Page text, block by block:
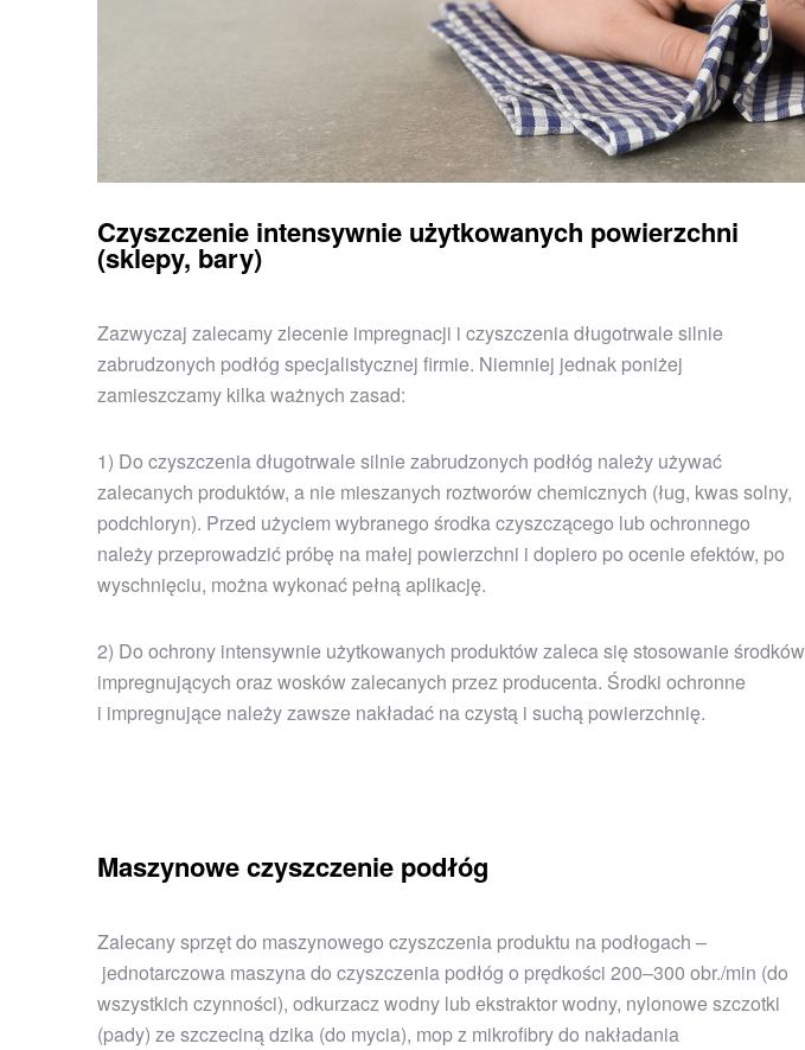
Czyszczenie intensywnie użytkowanych powierzchni
(sklepy, bary)
Zazwyczaj zalecamy zlecenie impregnacji i czyszczenia długotrwale silnie
zabrudzonych podłóg specjalistycznej firmie. Niemniej jednak poniżej
zamieszczamy kilka ważnych zasad:
1) Do czyszczenia długotrwale silnie zabrudzonych podłóg należy używać
zalecanych produktów, a nie mieszanych roztworów chemicznych (ług, kwas solny,
podchloryn). Przed użyciem wybranego środka czyszczącego lub ochronnego
należy przeprowadzić próbę na małej powierzchni i dopiero po ocenie efektów, po
wyschnięciu, można wykonać pełną aplikację.
2) Do ochrony intensywnie użytkowanych produktów zaleca się stosowanie środków
impregnujących oraz wosków zalecanych przez producenta. Środki ochronne
i impregnujące należy zawsze nakładać na czystą i suchą powierzchnię.
Maszynowe czyszczenie podłóg
Zalecany sprzęt do maszynowego czyszczenia produktu na podłogach –
jednotarczowa maszyna do czyszczenia podłóg o prędkości 200–300 obr./min (do
wszystkich czynności), odkurzacz wodny lub ekstraktor wodny, nylonowe szczotki
(pady) ze szczeciną dzika (do mycia), mop z mikrofibry do nakładania